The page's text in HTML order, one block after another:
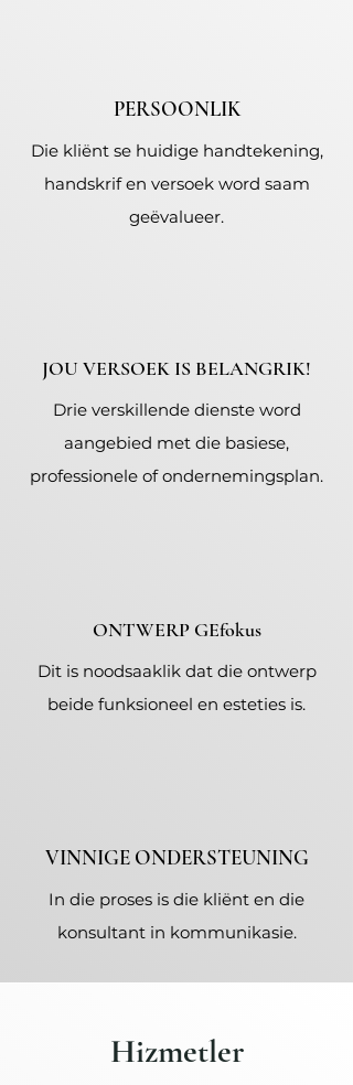
PERSOONLIK
Die kliënt se huidige handtekening,
handskrif en versoek word saam
geëvalueer.
JOU VERSOEK IS BELANGRIK!
Drie verskillende dienste word
aangebied met die basiese,
professionele of ondernemingsplan.
ONTWERP GEfokus
Dit is noodsaaklik dat die ontwerp
beide funksioneel en esteties is.
VINNIGE ONDERSTEUNING
In die proses is die kliënt en die
konsultant in kommunikasie.
Hizmetler